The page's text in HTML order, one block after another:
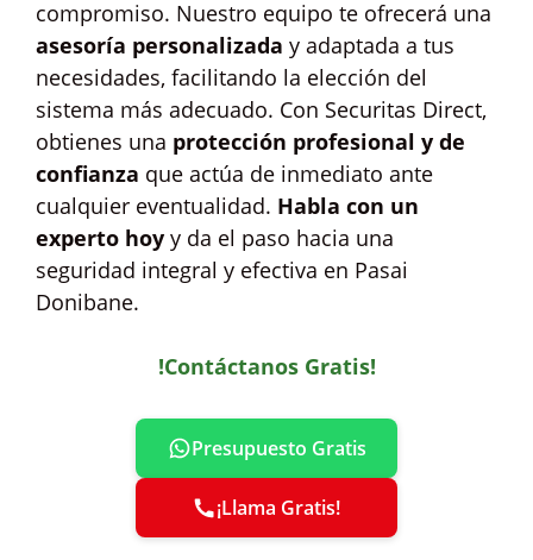
compromiso. Nuestro equipo te ofrecerá una
asesoría personalizada y adaptada a tus
necesidades, facilitando la elección del
sistema más adecuado. Con Securitas Direct,
obtienes una protección profesional y de
confianza que actúa de inmediato ante
cualquier eventualidad. Habla con un
experto hoy y da el paso hacia una
seguridad integral y efectiva en Pasai
Donibane.
!Contáctanos Gratis!
Presupuesto Gratis
¡Llama Gratis!